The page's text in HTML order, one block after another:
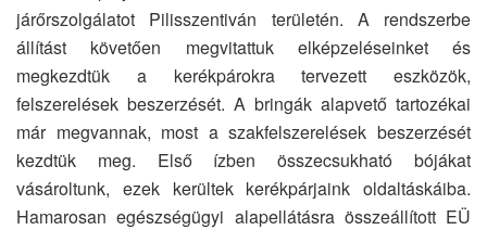
járőrszolgálatot Pilisszentiván területén. A rendszerbe
állítást követően megvitattuk elképzeléseinket és
megkezdtük a kerékpárokra tervezett eszközök,
felszerelések beszerzését. A bringák alapvető tartozékai
már megvannak, most a szakfelszerelések beszerzését
kezdtük meg. Első ízben összecsukható bójákat
vásároltunk, ezek kerültek kerékpárjaink oldaltáskáiba.
Hamarosan egészségügyi alapellátásra összeállított EÜ